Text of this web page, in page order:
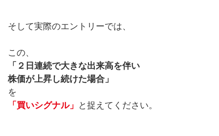
そして実際のエントリーでは、
この、
「２日連続で大きな出来高を伴い
株価が上昇し続けた場合」
を
「買いシグナル」
と捉えてください。